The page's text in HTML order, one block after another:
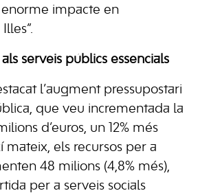
enorme impacte en
serveis públics essencials
l’augment pressupostari
que veu incrementada la
d’euros, un 12% més
mateix, els recursos per a
48 milions (4,8% més),
per a serveis socials